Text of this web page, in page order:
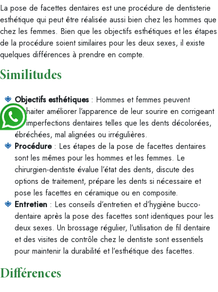
La pose de facettes dentaires est une procédure de dentisterie
esthétique qui peut être réalisée aussi bien chez les hommes que
chez les femmes. Bien que les objectifs esthétiques et les étapes
de la procédure soient similaires pour les deux sexes, il existe
quelques différences à prendre en compte.
Similitudes
Objectifs esthétiques: Hommes et femmes peuvent
souhaiter améliorer l’apparence de leur sourire en corrigeant
les imperfections dentaires telles que les dents décolorées,
ébréchées, mal alignées ou irrégulières.
Procédure: Les étapes de la pose de facettes dentaires
sont les mêmes pour les hommes et les femmes. Le
chirurgien-dentiste évalue l’état des dents, discute des
options de traitement, prépare les dents si nécessaire et
pose les facettes en céramique ou en composite.
Entretien : Les conseils d’entretien et d’hygiène bucco-
dentaire après la pose des facettes sont identiques pour les
deux sexes. Un brossage régulier, l’utilisation de fil dentaire
et des visites de contrôle chez le dentiste sont essentiels
pour maintenir la durabilité et l’esthétique des facettes.
Différences